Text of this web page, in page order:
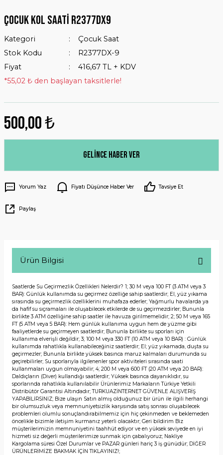
Çocuk Kol Saati R2377dx9
Kategori
Çocuk Saat
Stok Kodu
R2377DX-9
Fiyat
416,67 TL + KDV
*55,02 ₺ den başlayan taksitlerle!
500,00 ₺
Gelince Haber Ver
Yorum Yaz Fiyatı Düşünce Haber Ver Tavsiye Et
Paylaş
Ürün Bilgisi
Saatlerde Su Geçirmezlik Özellikleri Nelerdir? 1; 30 M veya 100 FT (3 ATM veya 3
BAR): Günlük kullanımda su geçirmez özelliğe sahip saatlerdir; El, yüz yıkama
sırasında su geçirmezlik özelliklerini muhafaza ederler; Yağmurlu havalarda ya
da hafif su sıçramaları ile oluşabilecek etkilerde de su geçirmezdirler; Bununla
birlikte 3 ATM özelliğine sahip saatler ile havuza girilmemelidir; 2; 50 M veya 165
FT (5 ATM veya 5 BAR): Hem günlük kullanıma uygun hem de yüzme gibi
faaliyetlerde su geçirmeyen saatlerdir; Bununla birlikte su sporları için
kullanıma elverişli değildir; 3; 100 M veya 330 FT (10 ATM veya 10 BAR) : Günlük
kullanımda rahatlıkla kullanabileceğiniz saatlerdir; El; yüz yıkamada, duşta su
geçirmezler; Bununla birlikte yüksek basınca maruz kalmaları durumunda su
geçirebilirler; Su sporlarıyla ilgilenenler spor aktiviteleri sırasında saati
kullanmaları uygun olmayabilir; 4; 200 M veya 600 FT (20 ATM veya 20 BAR):
Daldıçların (Diver) kullandığı saatlerdir; Yüksek basınca dayanıklıdır, su
sporlarında rahatlıkla kullanılabilir Ürünlerimiz Markaların Türkiye Yetkili
Distribütör Garantisi Altındadır; TURKUAZİNTERNET GÜVENLE ALIŞVERİŞ
YAPABİLİRSİNİZ; Bize ulaşın Satın almış olduğunuz bir ürün ile ilgili herhangi
bir olumsuzluk veya memnuniyetsizlik karşısında satış sonrası oluşabilecek
problemleri olumlu sonuçlandırabilmemiz için hiç çekinmeden ve beklemeden
öncelikle bizimle iletişim kurmanız yeterli olacaktır; Geri bildirim Biz
müşterilerimizin memnuniyetini taahhüt ediyor ve en yüksek seviyede en iyi
hizmeti siz değerli müşterilerimize sunmak için çabalıyoruz; Nakliye
Kargolama süresi Özel Durumlar ve PAZAR günleri hariç 3 iş günüdür; DİĞER
ÜRÜNLERİMİZE BAKMAK İÇİN TIKLAYINIZ!;